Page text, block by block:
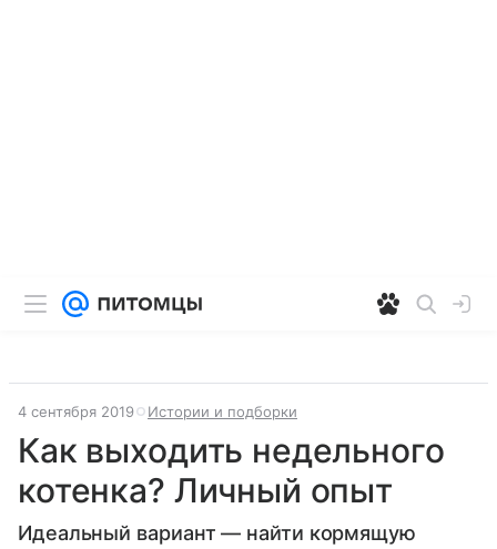
4 сентября 2019 Истории и подборки
Как выходить недельного
котенка? Личный опыт
Идеальный вариант — найти кормящую